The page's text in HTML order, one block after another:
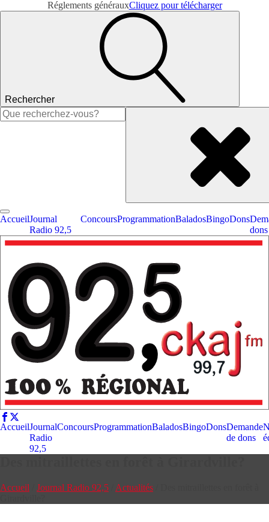
Réglements générauxCliquez pour télécharger
Rechercher
Rechercher :
AccueilJournal
Radio 92,5
ConcoursProgrammationBaladosBingoDons
dons
AccueilJournal
Radio
92,5
ConcoursProgrammationBaladosBingoDonsDemande
de dons
Accueil Journal Radio 92,5 Actualités